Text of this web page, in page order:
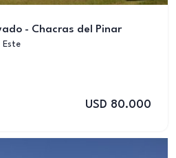
- Chacras del Pinar
Este
USD 80.000